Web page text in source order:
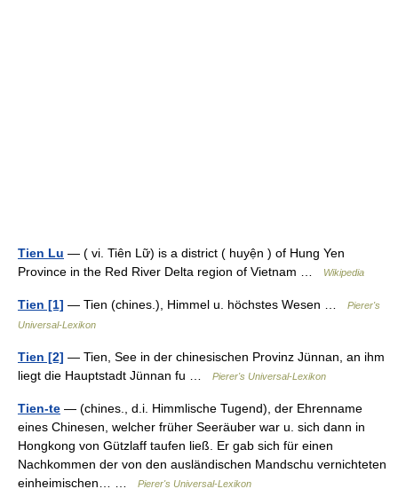
Tien Lu — ( vi. Tiên Lữ) is a district ( huyện ) of Hung Yen
Province in the Red River Delta region of Vietnam …
Wikipedia
Tien [1] — Tien (chines.), Himmel u. höchstes Wesen …
Pierer's
Universal-Lexikon
Tien [2] — Tien, See in der chinesischen Provinz Jünnan, an ihm
liegt die Hauptstadt Jünnan fu …
Pierer's Universal-Lexikon
Tien-te — (chines., d.i. Himmlische Tugend), der Ehrenname
eines Chinesen, welcher früher Seeräuber war u. sich dann in
Hongkong von Gützlaff taufen ließ. Er gab sich für einen
Nachkommen der von den ausländischen Mandschu vernichteten
einheimischen… …
Pierer's Universal-Lexikon